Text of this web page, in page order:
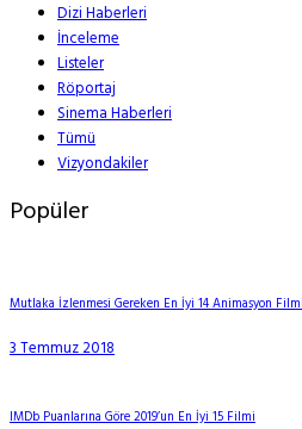
Dizi Haberleri
İnceleme
Listeler
Röportaj
Sinema Haberleri
Tümü
Vizyondakiler
Popüler
Mutlaka İzlenmesi Gereken En İyi 14 Animasyon
3 Temmuz 2018
IMDb Puanlarına Göre 2019’un En İyi 15 Filmi